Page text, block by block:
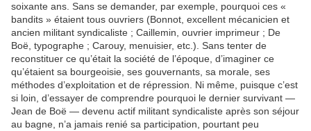
soixante ans. Sans se demander, par exemple, pourquoi ces «
bandits » étaient tous ouvriers (Bonnot, excellent mécanicien et
ancien militant syndicaliste ; Caillemin, ouvrier imprimeur ; De
Boë, typographe ; Carouy, menuisier, etc.). Sans tenter de
reconstituer ce qu’était la société de l’époque, d’imaginer ce
qu’étaient sa bourgeoisie, ses gouvernants, sa morale, ses
méthodes d’exploitation et de répression. Ni même, puisque c’est
si loin, d’essayer de comprendre pourquoi le dernier survivant —
Jean de Boë — devenu actif militant syndicaliste après son séjour
au bagne, n’a jamais renié sa participation, pourtant peu